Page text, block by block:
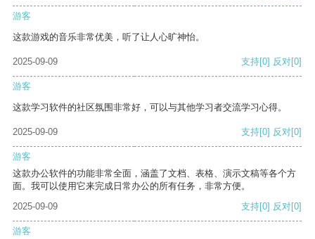
游客
这款游戏的音乐非常优美，听了让人心旷神怡。
2025-09-09 支持[0] 反对[0]
游客
这款学习软件的社区氛围非常好，可以与其他学习者交流学习心得。
2025-09-09 支持[0] 反对[0]
游客
这款办公软件的功能非常全面，涵盖了文档、表格、演示文稿等各个方
面。我可以使用它来完成日常办公的所有任务，非常方便。
2025-09-09
支持[0] 反对[0]
游客